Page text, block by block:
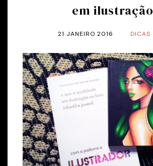
em ilustração
21 JANEIRO 2016 DICAS